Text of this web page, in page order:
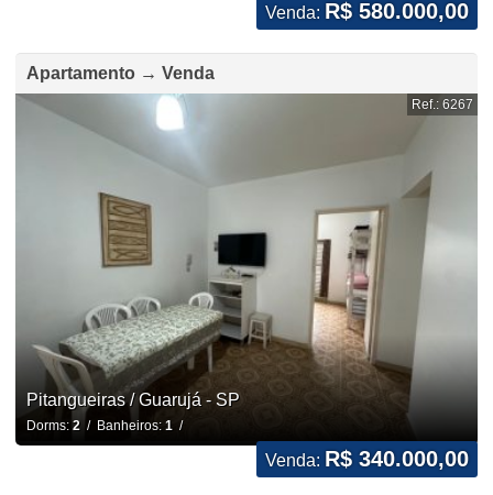
Venda: R$ 580.000,00
Apartamento → Venda
Ref.: 6267
Pitangueiras / Guarujá - SP
Dorms: 2/ Banheiros: 1/
Venda: R$ 340.000,00